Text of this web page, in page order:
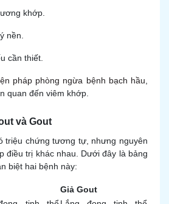
khớp.
nền.
cần thiết.
pháp phòng ngừa bệnh bạch hầu
quan đến viêm khớp.
và Gout
triệu chứng tương tự, nhưng nguyên
điều trị khác nhau. Dưới đây là bảng
biệt hai bệnh này:
Giả Gout